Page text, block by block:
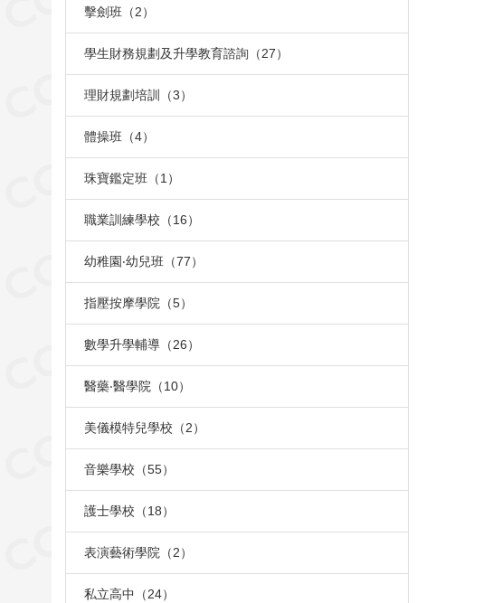
擊劍班（2）
學生財務規劃及升學教育諮詢（27）
理財規劃培訓（3）
體操班（4）
珠寶鑑定班（1）
職業訓練學校（16）
幼稚園‧幼兒班（77）
指壓按摩學院（5）
數學升學輔導（26）
醫藥‧醫學院（10）
美儀模特兒學校（2）
音樂學校（55）
護士學校（18）
表演藝術學院（2）
私立高中（24）